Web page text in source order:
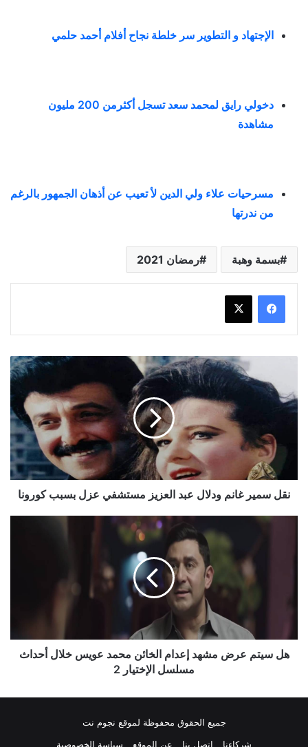
الإجتهاد و التطوير سر خلطة نجاح أفلام أحمد حلمي
دخولي رايق لمحمد سعد تسجل أكثرمن 200 مليون
مشاهدة
مسرحيات علاء ولي الدين لأ تعيب عن أذهان الجمهور بالرغم
من ندرتها
بسمة وهبة رمضان 2021
غانم
ودلال
مستشفي
بسبب
كورونا
نقل سمير غانم ودلال عبد العزيز مستشفي عزل بسبب كورونا
خلال
أحداث
2
هل سيتم عرض مشهد إعدام الخائن محمد عويس خلال أحداث
مسلسل الإختيار 2
جميع الحقوق محفوظة لموقع نجوم نت
شركاءنا
اتصل بنا عن الموقع سياسة الخصوصية